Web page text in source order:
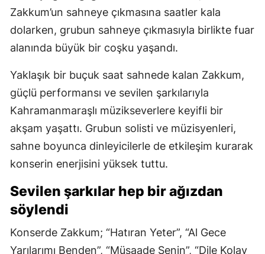
Zakkum’un sahneye çıkmasına saatler kala
dolarken, grubun sahneye çıkmasıyla birlikte fuar
alanında büyük bir coşku yaşandı.
Yaklaşık bir buçuk saat sahnede kalan Zakkum,
güçlü performansı ve sevilen şarkılarıyla
Kahramanmaraşlı müzikseverlere keyifli bir
akşam yaşattı. Grubun solisti ve müzisyenleri,
sahne boyunca dinleyicilerle de etkileşim kurarak
konserin enerjisini yüksek tuttu.
Sevilen şarkılar hep bir ağızdan
söylendi
Konserde Zakkum; “Hatıran Yeter”, “Al Gece
Yarılarımı Benden”, “Müsaade Senin”, “Dile Kolay